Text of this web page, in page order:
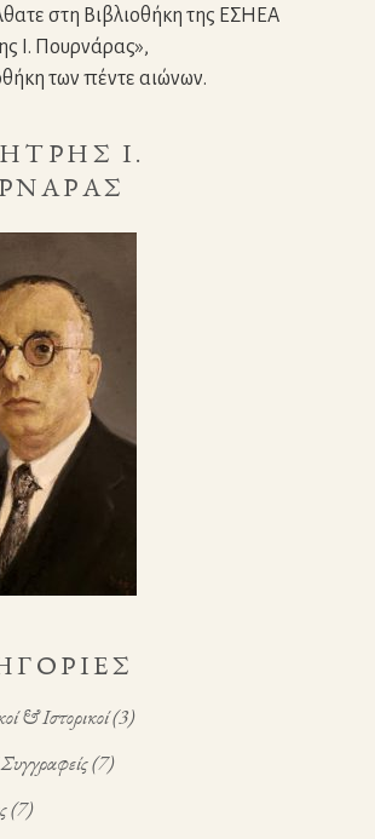
στη Βιβλιοθήκη της ΕΣΗΕΑ
Ι. Πουρνάρας»,
των πέντε αιώνων.
Ι.
& Ιστορικοί(3)
(7)
(7)